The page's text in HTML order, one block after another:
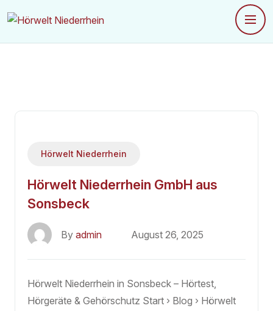
Hörwelt Niederrhein
Hörwelt Niederrhein GmbH aus
Sonsbeck
By admin August 26, 2025
Hörwelt Niederrhein in Sonsbeck – Hörtest,
Hörgeräte & Gehörschutz Start › Blog › Hörwelt